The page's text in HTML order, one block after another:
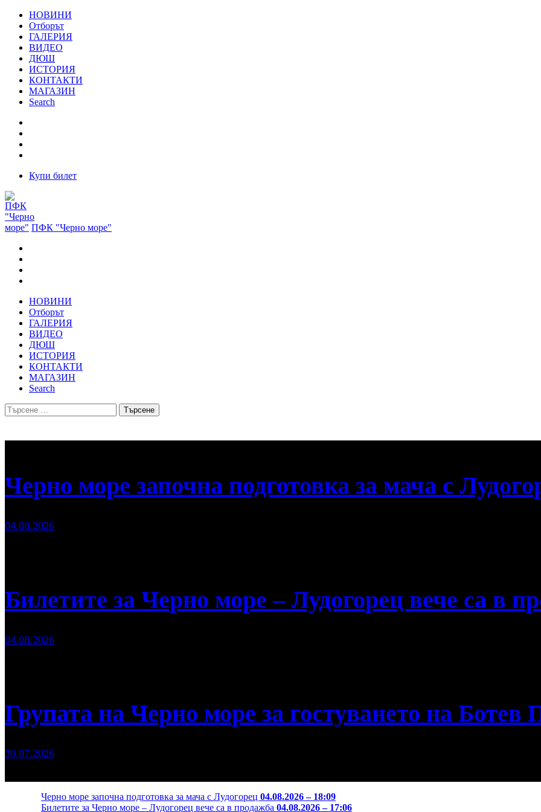
НОВИНИ
Отборът
ГАЛЕРИЯ
ВИДЕО
ДЮШ
ИСТОРИЯ
КОНТАКТИ
МАГАЗИН
Search
Купи билет
ПФК "Черно море"
НОВИНИ
Отборът
ГАЛЕРИЯ
ВИДЕО
ДЮШ
ИСТОРИЯ
КОНТАКТИ
МАГАЗИН
Search
Търсене
за:
Черно море започна подготовка за мача с
04.08.2026
Билетите за Черно море – Лудогорец вече са в
04.08.2026
Групата на Черно море за гостуването на Ботев
30.07.2026
Черно море започна подготовка за мача с Лудогорец 04.08.2026 – 18:09
Билетите за Черно море – Лудогорец вече са в продажба 04.08.2026 – 17:06